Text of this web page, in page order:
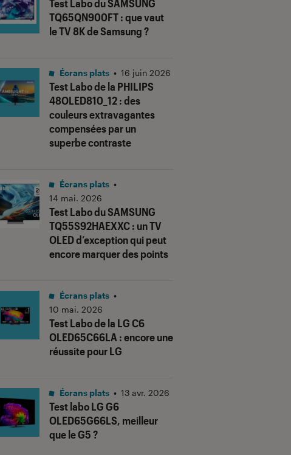
Test Labo du SAMSUNG
TQ65QN900FT : que vaut
le TV 8K de Samsung ?
Test Labo de la PHILIPS
48OLED810_12 : des
couleurs extravagantes
compensées par un
superbe contraste
Écrans plats • 16 juin 2026
Test Labo du SAMSUNG
TQ55S92HAEXXC : un TV
OLED d’exception qui peut
encore marquer des points
Écrans plats •
14 mai. 2026
Test Labo de la LG C6
OLED65C66LA : encore une
réussite pour LG
Écrans plats •
10 mai. 2026
Test labo LG G6
OLED65G66LS, meilleur
que le G5 ?
Écrans plats • 13 avr. 2026